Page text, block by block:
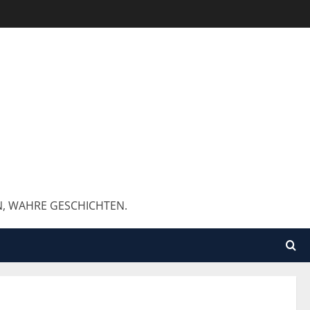
WAHRE GESCHICHTEN.